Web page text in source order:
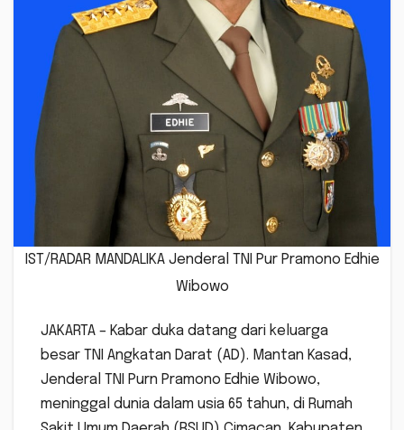
IST/RADAR MANDALIKA Jenderal TNI Pur Pramono Edhie
Wibowo
JAKARTA – Kabar duka datang dari keluarga
besar TNI Angkatan Darat (AD). Mantan Kasad,
Jenderal TNI Purn Pramono Edhie Wibowo,
meninggal dunia dalam usia 65 tahun, di Rumah